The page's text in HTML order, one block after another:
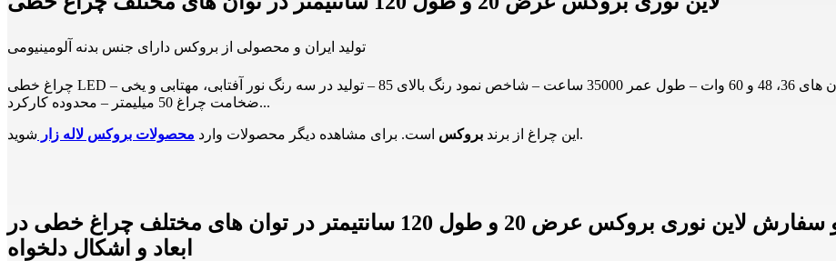
تولید ایران و محصولی از بروکس دارای جنس بدنه آلومینیومی
چراغ خطی LED بروکس عرض 200 میلیمتر و طول 120 سانتیمتر – دارای توان های 36، 48 و 60 وات – طول عمر 35000 ساعت – شاخص نمود رنگ بالای 85 – تولید در سه رنگ نور آفتابی، مهتابی و یخی –
ضخامت چراغ 50 میلیمتر – محدوده کارکرد...
این چراغ از برند بروکس است. برای مشاهده دیگر محصولات وارد محصولات بروکس لاله زار شوید.
انواع چراغ های خطی توکارمشاوره خرید و سفارش لاین نوری بروکس عرض 20 و طول 120 سانتیمتر در توان های مختلف چراغ خطی در
ابعاد و اشکال دلخواه